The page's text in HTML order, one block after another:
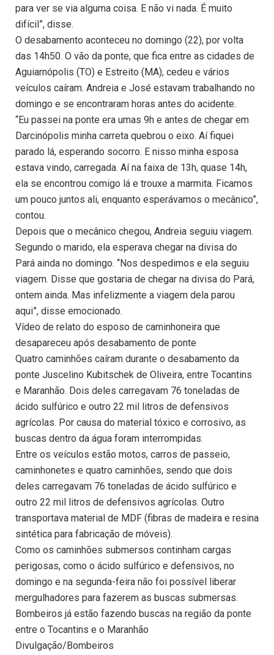
para ver se via alguma coisa. E não vi nada. É muito
difícil”, disse.
O desabamento aconteceu no domingo (22), por volta
das 14h50. O vão da ponte, que fica entre as cidades de
Aguiarnópolis (TO) e Estreito (MA), cedeu e vários
veículos caíram. Andreia e José estavam trabalhando no
domingo e se encontraram horas antes do acidente.
“Eu passei na ponte era umas 9h e antes de chegar em
Darcinópolis minha carreta quebrou o eixo. Aí fiquei
parado lá, esperando socorro. E nisso minha esposa
estava vindo, carregada. Aí na faixa de 13h, quase 14h,
ela se encontrou comigo lá e trouxe a marmita. Ficamos
um pouco juntos ali, enquanto esperávamos o mecânico”,
contou.
Depois que o mecânico chegou, Andreia seguiu viagem.
Segundo o marido, ela esperava chegar na divisa do
Pará ainda no domingo. “Nos despedimos e ela seguiu
viagem. Disse que gostaria de chegar na divisa do Pará,
ontem ainda. Mas infelizmente a viagem dela parou
aqui”, disse emocionado.
Vídeo de relato do esposo de caminhoneira que
desapareceu após desabamento de ponte
Quatro caminhões caíram durante o desabamento da
ponte Juscelino Kubitschek de Oliveira, entre Tocantins
e Maranhão. Dois deles carregavam 76 toneladas de
ácido sulfúrico e outro 22 mil litros de defensivos
agrícolas. Por causa do material tóxico e corrosivo, as
buscas dentro da água foram interrompidas.
Entre os veículos estão motos, carros de passeio,
caminhonetes e quatro caminhões, sendo que dois
deles carregavam 76 toneladas de ácido sulfúrico e
outro 22 mil litros de defensivos agrícolas. Outro
transportava material de MDF (fibras de madeira e resina
sintética para fabricação de móveis).
Como os caminhões submersos continham cargas
perigosas, como o ácido sulfúrico e defensivos, no
domingo e na segunda-feira não foi possível liberar
mergulhadores para fazerem as buscas submersas.
Bombeiros já estão fazendo buscas na região da ponte
entre o Tocantins e o Maranhão
Divulgação/Bombeiros